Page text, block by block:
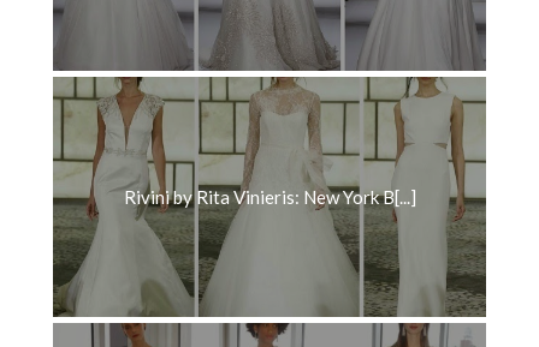
Rivini by Rita Vinieris: New York B[...]